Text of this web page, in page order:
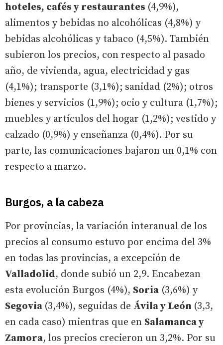
hoteles, cafés y restaurantes (4,9%),
alimentos y bebidas no alcohólicas (4,8%) y
bebidas alcohólicas y tabaco (4,5%). También
subieron los precios, con respecto al pasado
año, de vivienda, agua, electricidad y gas
(4,1%); transporte (3,1%); sanidad (2%); otros
bienes y servicios (1,9%); ocio y cultura (1,7%);
muebles y artículos del hogar (1,2%); vestido y
calzado (0,9%) y enseñanza (0,4%). Por su
parte, las comunicaciones bajaron un 0,1% con
respecto a marzo.
Burgos, a la cabeza
Por provincias, la variación interanual de los
precios al consumo estuvo por encima del 3%
en todas las provincias, a excepción de
Valladolid, donde subió un 2,9. Encabezan
esta evolución Burgos (4%), Soria (3,6%) y
Segovia (3,4%), seguidas de Ávila y León (3,3,
en cada caso) mientras que en Salamanca y
Zamora, los precios crecieron un 3,2%. Por su